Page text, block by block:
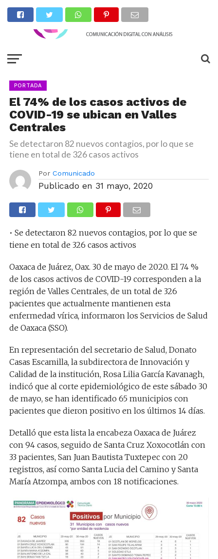
PORTADA
El 74% de los casos activos de
COVID-19 se ubican en Valles
Centrales
Se detectaron 82 nuevos contagios, por lo que se
tiene en total de 326 casos activos
Por Comunicado
Publicado en 31 mayo, 2020
• Se detectaron 82 nuevos contagios, por lo que se
tiene en total de 326 casos activos
Oaxaca de Juárez, Oax. 30 de mayo de 2020. El 74 %
de los casos activos de COVID-19 corresponden a la
región de Valles Centrales, de un total de 326
pacientes que actualmente mantienen esta
enfermedad vírica, informaron los Servicios de Salud
de Oaxaca (SSO).
En representación del secretario de Salud, Donato
Casas Escamilla, la subdirectora de Innovación y
Calidad de la institución, Rosa Lilia García Kavanagh,
indicó que al corte epidemiológico de este sábado 30
de mayo, se han identificado 65 municipios con
pacientes que dieron positivo en los últimos 14 días.
Detalló que esta lista la encabeza Oaxaca de Juárez
con 94 casos, seguido de Santa Cruz Xoxocotlán con
33 pacientes, San Juan Bautista Tuxtepec con 20
registros, así como Santa Lucia del Camino y Santa
María Atzompa, ambos con 18 notificaciones.